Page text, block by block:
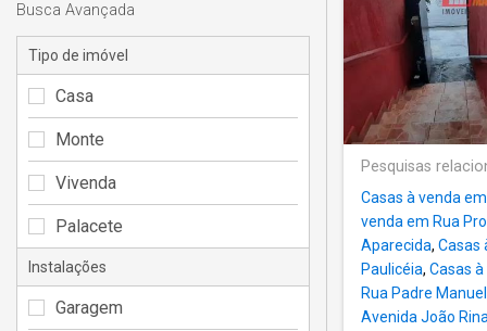
Pesquisas
Casas à venda
venda em Rua
Aparecida, Casas
Paulicéia, Casas
Rua Padre
Avenida João
Busca Avançada
Tipo de imóvel
Casa
Monte
Vivenda
Palacete
Instalações
Garagem